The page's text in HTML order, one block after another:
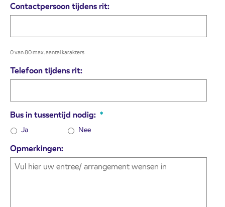
Contactpersoon tijdens rit:
0 van 80 max. aantal karakters
Telefoon tijdens rit:
Bus in tussentijd nodig: *
Ja Nee
Opmerkingen: